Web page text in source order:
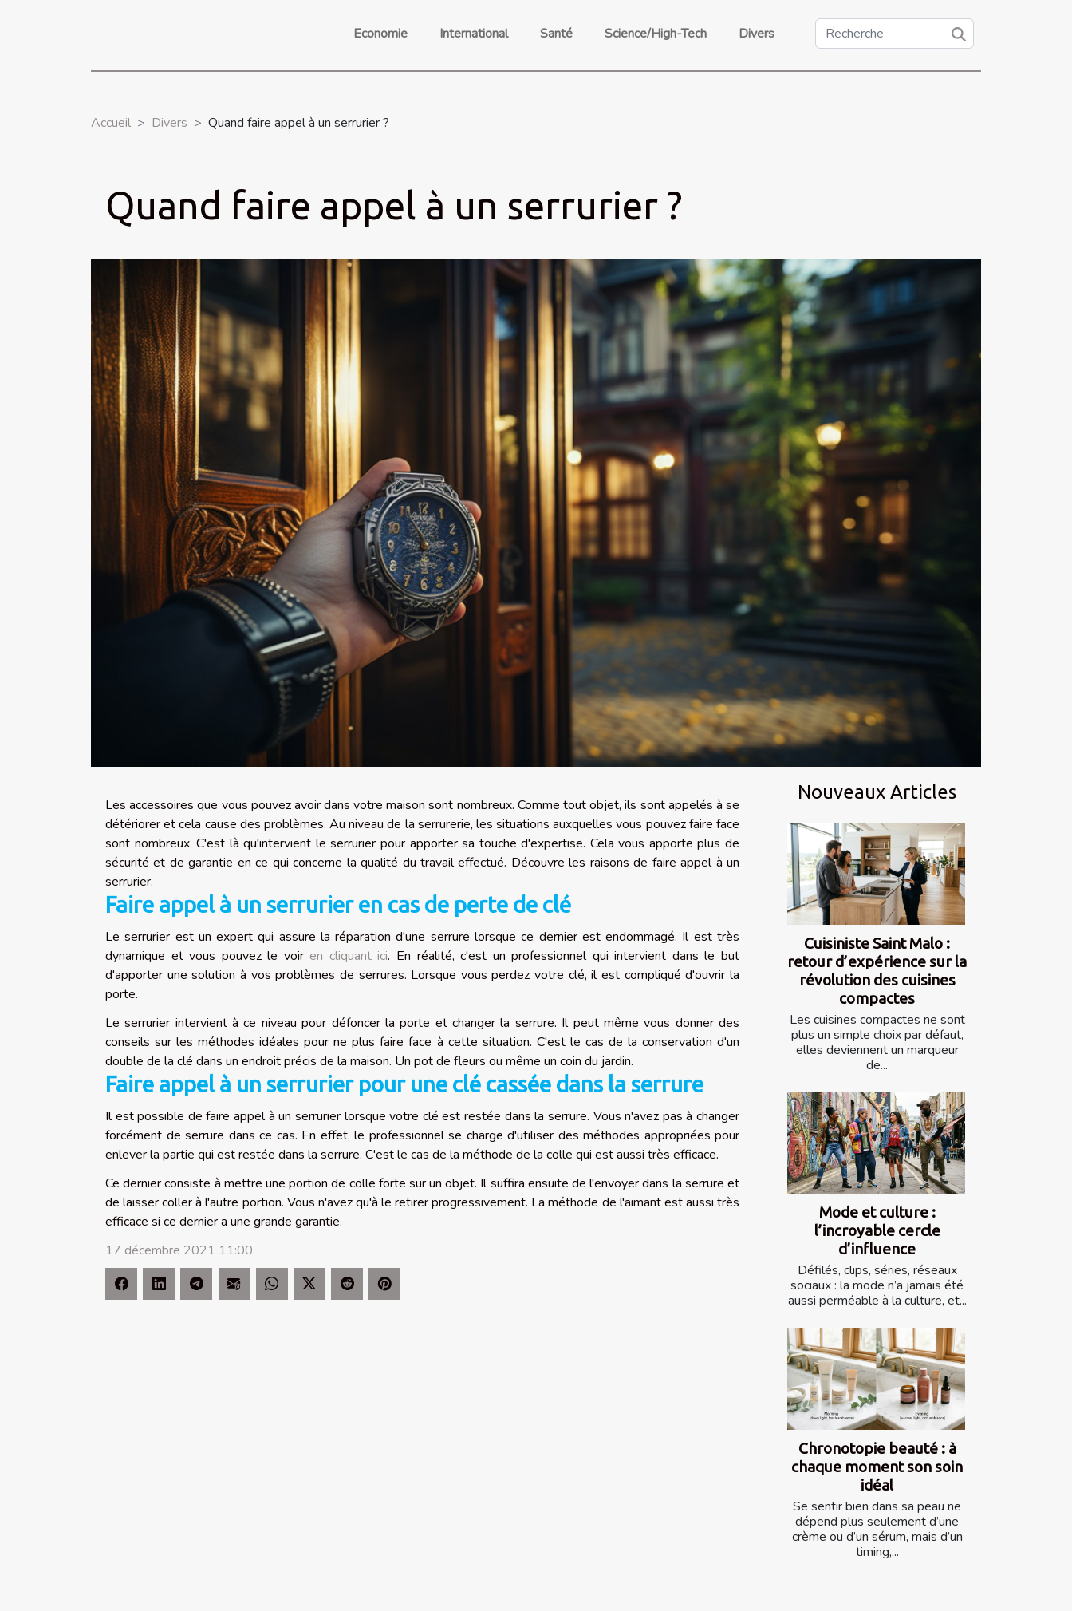
Economie International Santé Science/High-Tech Divers
Accueil Divers Quand faire appel à un serrurier ?
Quand faire appel à un serrurier ?
Les accessoires que vous pouvez avoir dans votre maison sont nombreux. Comme tout objet, ils sont appelés à se
détériorer et cela cause des problèmes. Au niveau de la serrurerie, les situations auxquelles vous pouvez faire face
sont nombreux. C'est là qu'intervient le serrurier pour apporter sa touche d'expertise. Cela vous apporte plus de
sécurité et de garantie en ce qui concerne la qualité du travail effectué. Découvre les raisons de faire appel à un
serrurier.
Faire appel à un serrurier en cas de perte de clé
Le serrurier est un expert qui assure la réparation d'une serrure lorsque ce dernier est endommagé. Il est très
dynamique et vous pouvez le voir en cliquant ici. En réalité, c'est un professionnel qui intervient dans le but
d'apporter une solution à vos problèmes de serrures. Lorsque vous perdez votre clé, il est compliqué d'ouvrir la
porte.
Le serrurier intervient à ce niveau pour défoncer la porte et changer la serrure. Il peut même vous donner des
conseils sur les méthodes idéales pour ne plus faire face à cette situation. C'est le cas de la conservation d'un
double de la clé dans un endroit précis de la maison. Un pot de fleurs ou même un coin du jardin.
Faire appel à un serrurier pour une clé cassée dans la serrure
Il est possible de faire appel à un serrurier lorsque votre clé est restée dans la serrure. Vous n'avez pas à changer
forcément de serrure dans ce cas. En effet, le professionnel se charge d'utiliser des méthodes appropriées pour
enlever la partie qui est restée dans la serrure. C'est le cas de la méthode de la colle qui est aussi très efficace.
Ce dernier consiste à mettre une portion de colle forte sur un objet. Il suffira ensuite de l'envoyer dans la serrure et
de laisser coller à l'autre portion. Vous n'avez qu'à le retirer progressivement. La méthode de l'aimant est aussi très
efficace si ce dernier a une grande garantie.
17 décembre 2021 11:00
Nouveaux Articles
Cuisiniste Saint Malo :
retour d’expérience sur la
révolution des cuisines
compactes
Les cuisines compactes ne sont
plus un simple choix par défaut,
elles deviennent un marqueur
de...
Mode et culture :
l’incroyable cercle
d’influence
Défilés, clips, séries, réseaux
sociaux : la mode n’a jamais été
aussi perméable à la culture, et...
Chronotopie beauté : à
chaque moment son soin
idéal
Se sentir bien dans sa peau ne
dépend plus seulement d’une
crème ou d’un sérum, mais d’un
timing,...